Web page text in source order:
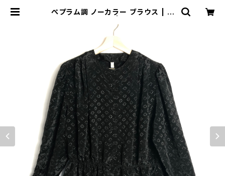
ぺプラム調 ノーカラー ブラウス | ト
リサイクルショップ・古着